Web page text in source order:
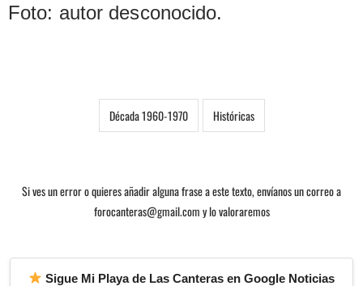
Foto: autor desconocido.
Década 1960-1970 Históricas
Si ves un error o quieres añadir alguna frase a este texto, envíanos un correo a
forocanteras@gmail.com y lo valoraremos
Sigue Mi Playa de Las Canteras en Google Noticias